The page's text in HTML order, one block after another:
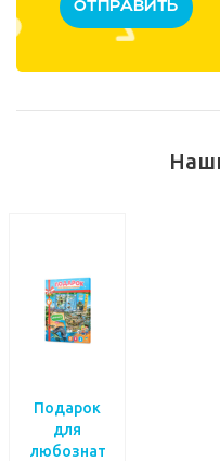
Подарок
для
любознательных